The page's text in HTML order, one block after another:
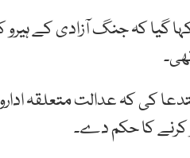
کہا گیا کہ جنگ آزادی کے
کی کہ عدالت متعلقہ
کرنے کا حکم دے۔